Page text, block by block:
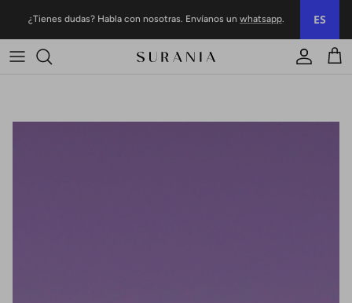
¿Tienes dudas? Habla con nosotras. Envíanos un whatsapp. ES
Cuenta